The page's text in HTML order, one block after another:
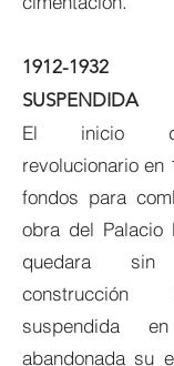
1912-1932
SUSPENDIDA
El inicio
revolucionario en
fondos para
obra del Palacio
quedara
construcción
suspendida
abandonada su